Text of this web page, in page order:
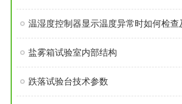
温湿度控制器显示温度异常时如何检查
盐雾箱试验室内部结构
跌落试验台技术参数